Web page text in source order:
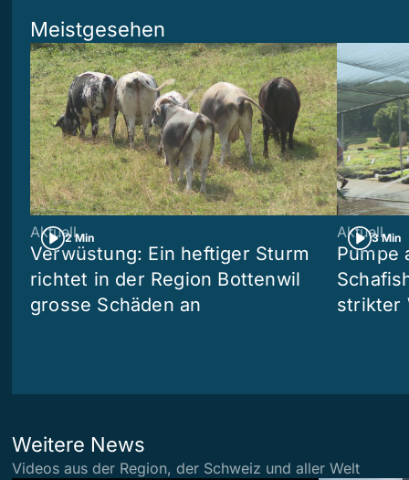
Meistgesehen
2 Min
Aktuell
Verwüstung: Ein heftiger Sturm
richtet in der Region Bottenwil
grosse Schäden an
3 Min
Aktuell
Pumpe
strikter
Weitere News
Videos aus der Region, der Schweiz und aller Welt